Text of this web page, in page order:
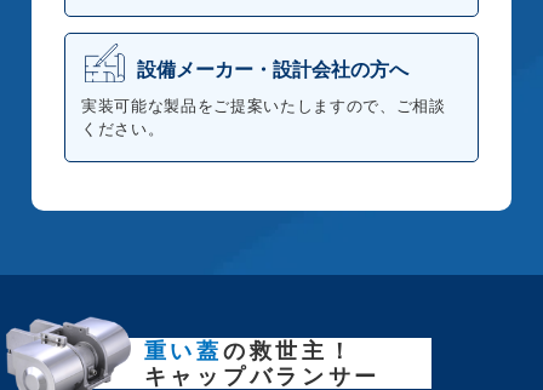
設備メーカー・設計会社の方へ
実装可能な製品をご提案いたしますので、ご相談
ください。
重い蓋の救世主！
キャップバランサー